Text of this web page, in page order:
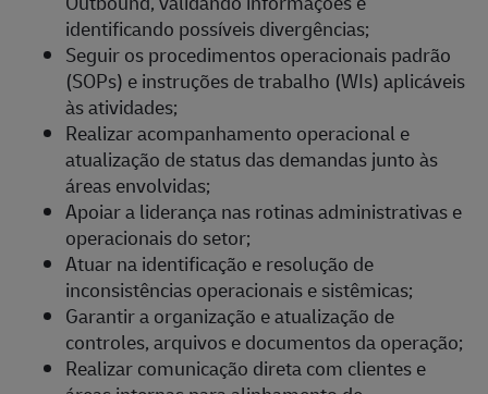
identificando possíveis divergências;
Seguir os procedimentos operacionais padrão
(SOPs) e instruções de trabalho (WIs) aplicáveis
às atividades;
Realizar acompanhamento operacional e
atualização de status das demandas junto às
áreas envolvidas;
Apoiar a liderança nas rotinas administrativas e
operacionais do setor;
Atuar na identificação e resolução de
inconsistências operacionais e sistêmicas;
Garantir a organização e atualização de
controles, arquivos e documentos da operação;
Realizar comunicação direta com clientes e